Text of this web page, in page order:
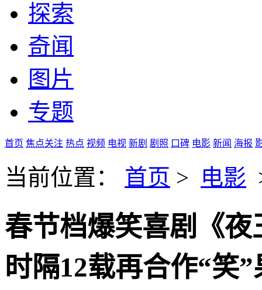
探索
奇闻
图片
专题
首页 焦点关注 热点 视频 电视 新剧 剧照 口碑 电影 新闻 海报
当前位置： 首页 > 电影
春节档爆笑喜剧《
时隔12载再合作“笑